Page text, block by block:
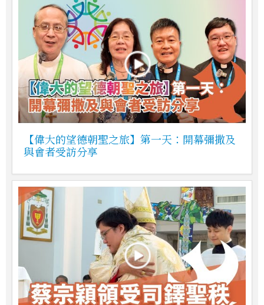
【偉大的望德朝聖之旅】第一天：開幕彌撒及
與會者受訪分享